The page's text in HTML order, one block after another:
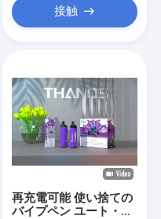
接触
再充電可能 使い捨ての
バイプペン ユート・タ